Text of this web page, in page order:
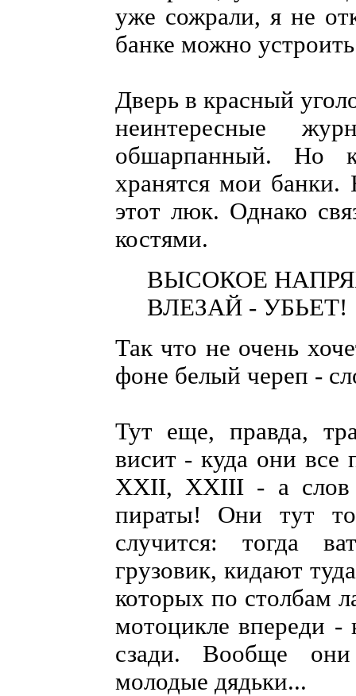
уже сожрали, я не
банке можно
Дверь в красный
неинтересные
обшарпанный. Но
хранятся мои банки.
этот люк. Однако
костями.
ВЫСОКОЕ
ВЛЕЗАЙ - УБЬЕТ!
Так что не очень
фоне белый череп -
Тут еще, правда,
висит - куда они
XXII, XXIII - а
пираты! Они тут
случится: тогда
грузовик, кидают
которых по столбам
мотоцикле впереди -
сзади. Вообще
молодые дядьки...